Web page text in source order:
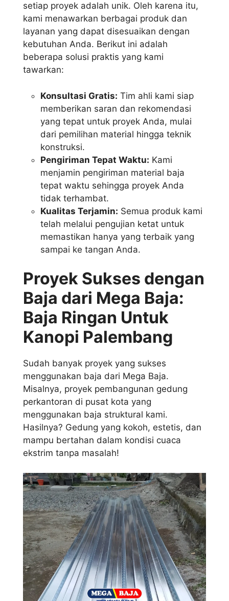
setiap proyek adalah unik. Oleh karena itu,
kami menawarkan berbagai produk dan
layanan yang dapat disesuaikan dengan
kebutuhan Anda. Berikut ini adalah
beberapa solusi praktis yang kami
tawarkan:
Konsultasi Gratis: Tim ahli kami siap
memberikan saran dan rekomendasi
yang tepat untuk proyek Anda, mulai
dari pemilihan material hingga teknik
konstruksi.
Pengiriman Tepat Waktu: Kami
menjamin pengiriman material baja
tepat waktu sehingga proyek Anda
tidak terhambat.
Kualitas Terjamin: Semua produk kami
telah melalui pengujian ketat untuk
memastikan hanya yang terbaik yang
sampai ke tangan Anda.
Proyek Sukses dengan
Baja dari Mega Baja:
Baja Ringan Untuk
Kanopi Palembang
Sudah banyak proyek yang sukses
menggunakan baja dari Mega Baja.
Misalnya, proyek pembangunan gedung
perkantoran di pusat kota yang
menggunakan baja struktural kami.
Hasilnya? Gedung yang kokoh, estetis, dan
mampu bertahan dalam kondisi cuaca
ekstrim tanpa masalah!